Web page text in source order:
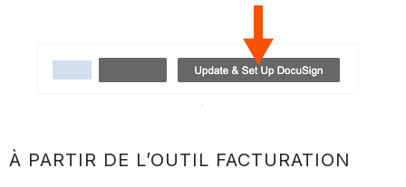
À PARTIR DE L’OUTIL FACTURATION